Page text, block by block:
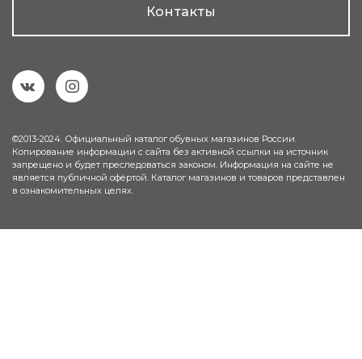
Контакты
©2013-2024. Официальный каталог обувных магазинов России.
Копирование информации с сайта без активной ссылки на источник
запрещено и будет преследоваться законом. Информация на сайте не
является публичной офёртой. Каталог магазинов и товаров представлен
в ознакомительных целях.